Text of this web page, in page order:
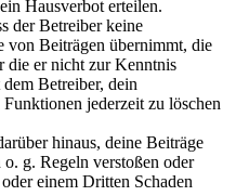
Hausverbot erteilen.
der Betreiber keine
von Beiträgen übernimmt, die
die er nicht zur Kenntnis
Betreiber, dein
jederzeit zu löschen
hinaus, deine Beiträge
g. Regeln verstoßen oder
einem Dritten Schaden